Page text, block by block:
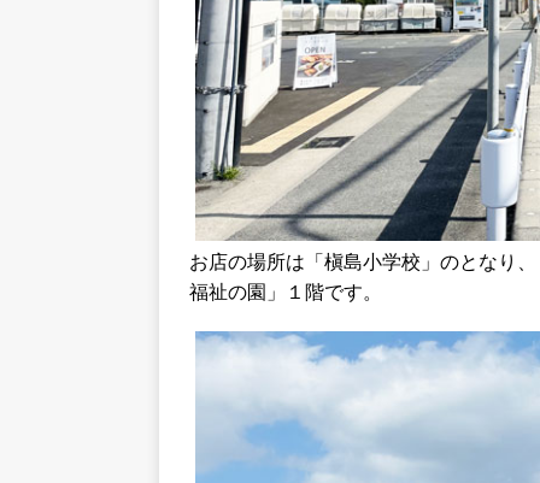
お店の場所は「槇島小学校」のとなり
福祉の園」１階です。